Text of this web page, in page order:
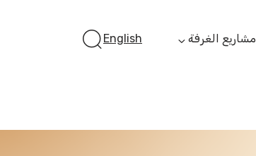
مشاريع الغرفة
الفرص التمويلية
English